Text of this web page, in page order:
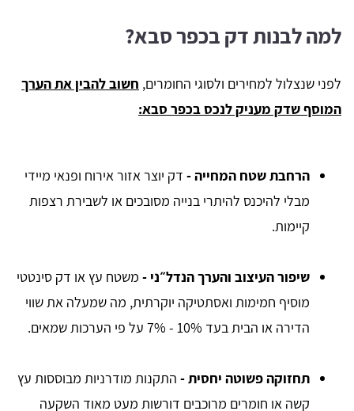
למה לבנות דק בכפר סבא?
לפני שנצלול למחירים ולסוגי החומרים, חשוב להבין את הערך
המוסף שדק מעניק לנכס בכפר סבא:
הרחבת שטח המחייה- דק יוצר אזור אירוח ופנאי מיידי
מבלי להיכנס להיתרי בנייה מסובכים או לשבירת רצפות
קיימות.
שיפור העיצוב והערך הנדל״ני - משטח עץ או דק סינטטי
מוסיף חמימות ואסתטיקה יוקרתית, מה שמעלה את שווי
הדירה או הבית בעד 10% - 7% על פי הערכות שמאים.
תחזוקה פשוטה יחסית- התקנות מודרניות מבוססות עץ
קשה או חומרים מרוכבים דורשות מעט מאוד השקעה